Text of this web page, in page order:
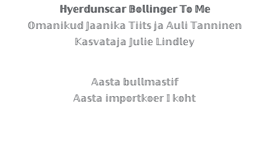
ℍ𝕪𝕖𝕣𝕕𝕦𝕟𝕤𝕔𝕒𝕣 𝔹𝕠𝕝𝕝𝕚𝕟𝕘𝕖𝕣 𝕋𝕠 𝕄𝕖
𝕆𝕞𝕒𝕟𝕚𝕜𝕦𝕕 𝕁𝕒𝕒𝕟𝕚𝕜𝕒 𝕋𝕚𝕚𝕥𝕤 𝕛𝕒 𝔸𝕦𝕝𝕚 𝕋𝕒𝕟𝕟𝕚𝕟𝕖𝕟
𝕂𝕒𝕤𝕧𝕒𝕥𝕒𝕛𝕒 𝕁𝕦𝕝𝕚𝕖 𝕃𝕚𝕟𝕕𝕝𝕖𝕪
𝔸𝕒𝕤𝕥𝕒 𝕓𝕦𝕝𝕝𝕞𝕒𝕤𝕥𝕚𝕗
𝔸𝕒𝕤𝕥𝕒 𝕚𝕞𝕡𝕠𝕣𝕥𝕜𝕠𝕖𝕣 𝕀 𝕜𝕠𝕙𝕥